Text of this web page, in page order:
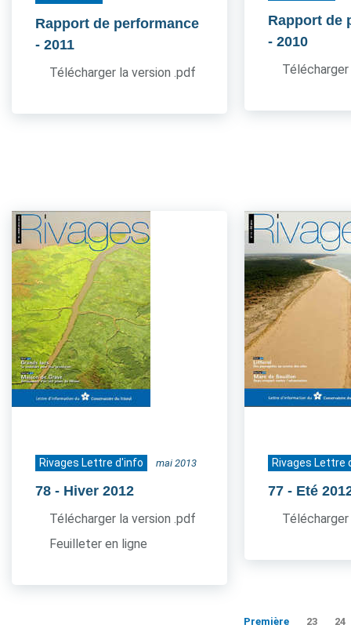
Rapport de performance
- 2011
Télécharger la version .pdf
Rapport de
- 2010
Rivages Lettre d'info mai 2013
78 - Hiver 2012
Télécharger la version .pdf
Feuilleter en ligne
Rivages Lettre
77 - Eté
Première 23 24